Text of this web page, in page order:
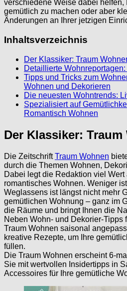
verschiedene Weise dabei helfen,
gemütlich zu machen oder aber
Änderungen an Ihrer jetzigen
Inhaltsverzeichnis
Der Klassiker: Traum
Detaillierte
Tipps und Tricks zum
Wohnen und Dekorieren
Die neuesten Wohntrends:
Spezialisiert auf
Romantisch Wohnen
Der Klassiker: Traum
Die ZeitschriftTraum Wohnen
durch die Themen Wohnen,
Dabei legt die Redaktion viel Wert
romantisches Wohnen. Weniger
Weglassens ist längst nicht mehr
gemütlichen Wohnung – ganz im
die Räume und bringt Ihnen die
Neben Wohn- und Dekorier-Tipps
Traum Wohnen saisonal
kreative Rezepte, um Ihre
füllen.
Die Traum Wohnen erscheint 6-
Sie mit wertvollen Insidertipps in
Accessoires für Ihre gemütliche